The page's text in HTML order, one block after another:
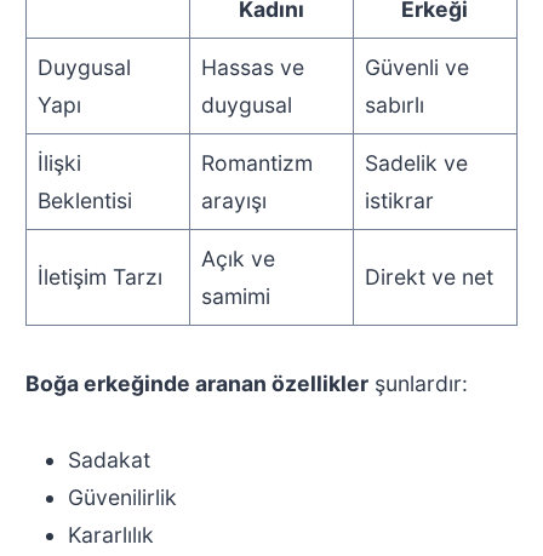
Kadını Erkeği
Duygusal
Yapı
Hassas ve
duygusal
Güvenli ve
sabırlı
İlişki
Beklentisi
Romantizm
arayışı
Sadelik ve
istikrar
İletişim Tarzı
Açık ve
samimi
Direkt ve net
Boğa erkeğinde aranan özelliklerşunlardır:
Sadakat
Güvenilirlik
Kararlılık